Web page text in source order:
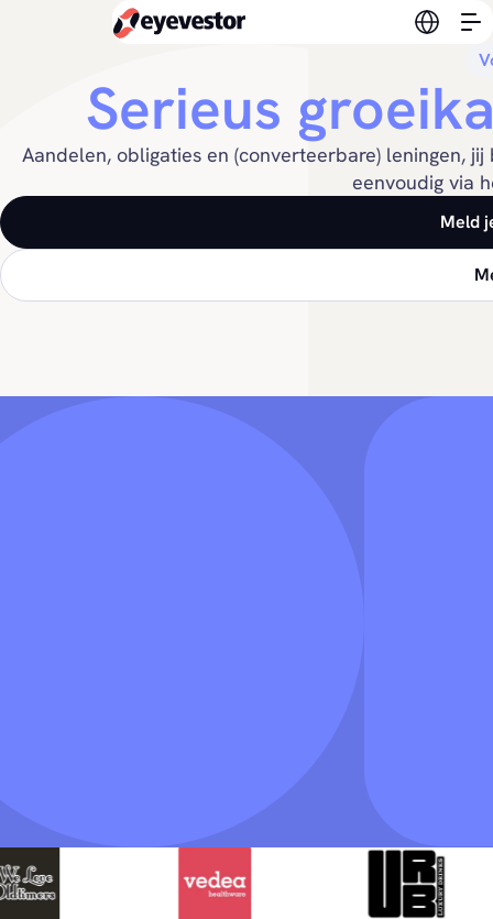
Serieus
Aandelen, obligaties en (converteerbare) leningen,
eenvoudig via
Meld